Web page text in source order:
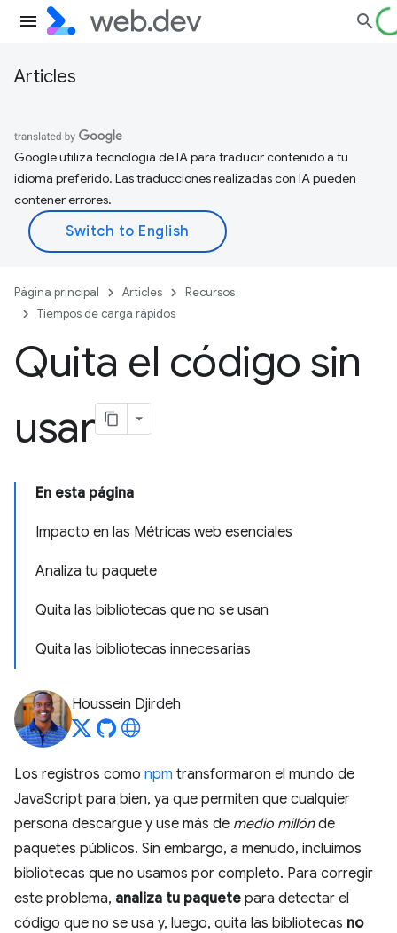
Articles
Google utiliza tecnología de IA para traducir contenido a tu
idioma preferido. Las traducciones realizadas con IA pueden
contener errores.
Página principal Articles
Recursos
Tiempos de carga rápidos
Quita el código sin
usar
En esta página
Impacto en las Métricas web esenciales
Analiza tu paquete
Quita las bibliotecas que no se usan
Quita las bibliotecas innecesarias
Houssein Djirdeh
Los registros como npm transformaron el mundo de
JavaScript para bien, ya que permiten que cualquier
persona descargue y use más de medio millónde
paquetes públicos. Sin embargo, a menudo, incluimos
bibliotecas que no usamos por completo. Para corregir
este problema, analiza tu paquete para detectar el
código que no se usa y, luego, quita las bibliotecas no